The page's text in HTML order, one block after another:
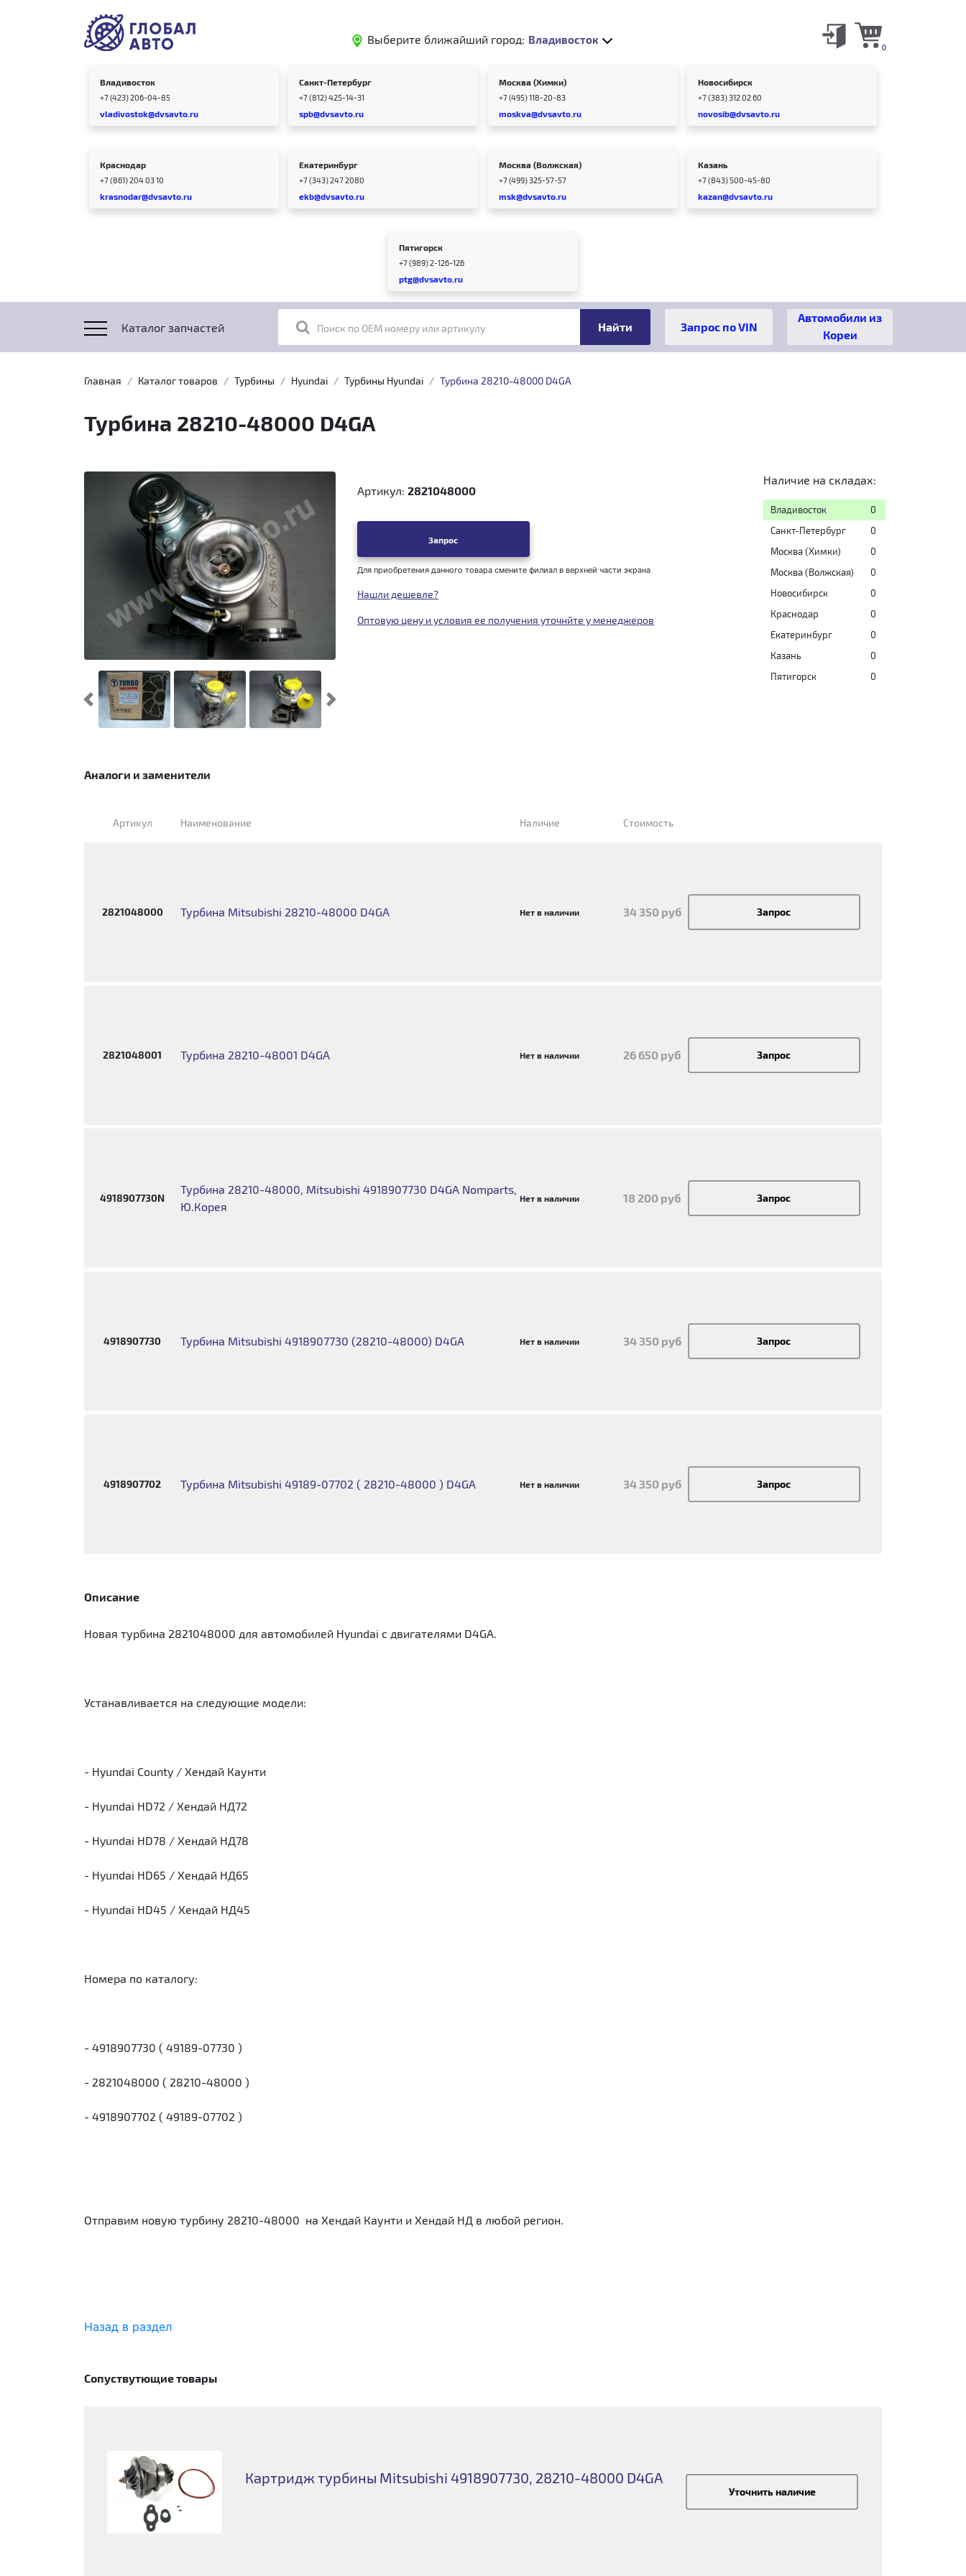
Выберите ближайший город: Владивосток
0
Владивосток
+7 (423) 206-04-85
vladivostok@dvsavto.ru
Санкт-Петербург
+7 (812) 425-14-31
spb@dvsavto.ru
Москва (Химки)
+7 (495) 118-20-83
moskva@dvsavto.ru
Новосибирск
+7 (383) 312 02 60
novosib@dvsavto.ru
Краснодар
+7 (861) 204 03 10
krasnodar@dvsavto.ru
Екатеринбург
+7 (343) 247 2080
ekb@dvsavto.ru
Москва (Волжская)
+7 (499) 325-57-57
msk@dvsavto.ru
Казань
+7 (843) 500-45-80
kazan@dvsavto.ru
Пятигорск
+7 (989) 2-126-126
ptg@dvsavto.ru
Каталог запчастей Поиск по OEM номеру или артикулу
Автомобили из
Кореи
Главная Каталог товаров Турбины Hyundai Турбины Hyundai Турбина 28210-48000 D4GA
Турбина 28210-48000 D4GA
Предыдущий Cледующий
Артикул: 2821048000
Запрос
Для приобретения данного товара смените филиал в верхней части экрана
Нашли дешевле?
Оптовую цену и условия ее получения уточнйте у менеджеров
Наличие на складах:
Владивосток
0
Санкт-Петербург
0
Москва (Химки)
0
Москва (Волжская)
0
Новосибирск
0
Краснодар
0
Екатеринбург
0
Казань
0
Пятигорск
0
Аналоги и заменители
Артикул Наименование Наличие Стоимость
2821048000 Турбина Mitsubishi 28210-48000 D4GA Нет в наличии 34 350 руб Запрос
2821048001 Турбина 28210-48001 D4GA Нет в наличии 26 650 руб Запрос
4918907730N
Турбина 28210-48000, Mitsubishi 4918907730 D4GA Nomparts,
Ю.Корея
Нет в наличии 18 200 руб Запрос
4918907730 Турбина Mitsubishi 4918907730 (28210-48000) D4GA Нет в наличии 34 350 руб Запрос
4918907702 Турбина Mitsubishi 49189-07702 ( 28210-48000 ) D4GA Нет в наличии 34 350 руб Запрос
Описание
Новая турбина 2821048000 для автомобилей Hyundai с двигателями D4GA.
Устанавливается на следующие модели:
- Hyundai County / Хендай Каунти
- Hyundai HD72 / Хендай НД72
- Hyundai HD78 / Хендай НД78
- Hyundai HD65 / Хендай НД65
- Hyundai HD45 / Хендай НД45
Номера по каталогу:
- 4918907730 ( 49189-07730 )
- 2821048000 ( 28210-48000 )
- 4918907702 ( 49189-07702 )
Отправим новую турбину 28210-48000 на Хендай Каунти и Хендай НД в любой регион.
Назад в раздел
Сопуствутющие товары
Картридж турбины Mitsubishi 4918907730, 28210-48000 D4GA
Уточнить наличие